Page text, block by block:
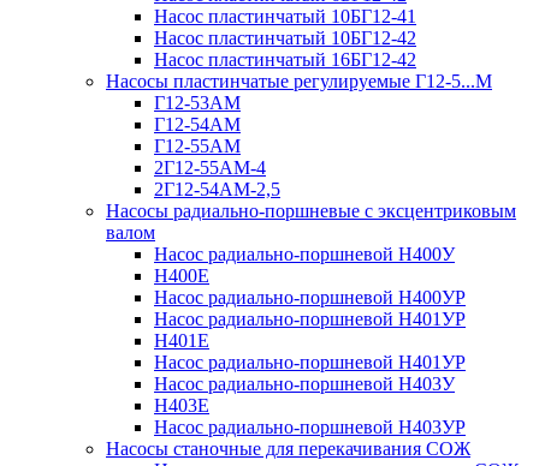
Насос пластинчатый 10БГ12-41
Насос пластинчатый 10БГ12-42
Насос пластинчатый 16БГ12-42
Насосы пластинчатые регулируемые Г12-5...М
Г12-53АМ
Г12-54АМ
Г12-55АМ
2Г12-55АМ-4
2Г12-54АМ-2,5
Насосы радиально-поршневые с эксцентриковым
валом
Насос радиально-поршневой Н400У
Н400Е
Насос радиально-поршневой Н400УР
Насос радиально-поршневой Н401УР
Н401Е
Насос радиально-поршневой Н401УР
Насос радиально-поршневой Н403У
Н403Е
Насос радиально-поршневой Н403УР
Насосы станочные для перекачивания СОЖ